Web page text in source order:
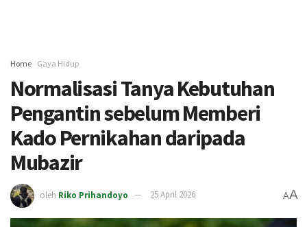
Home Gaya Hidup
Normalisasi Tanya Kebutuhan
Pengantin sebelum Memberi
Kado Pernikahan daripada
Mubazir
oleh Riko Prihandoyo 25 April 2026 AA